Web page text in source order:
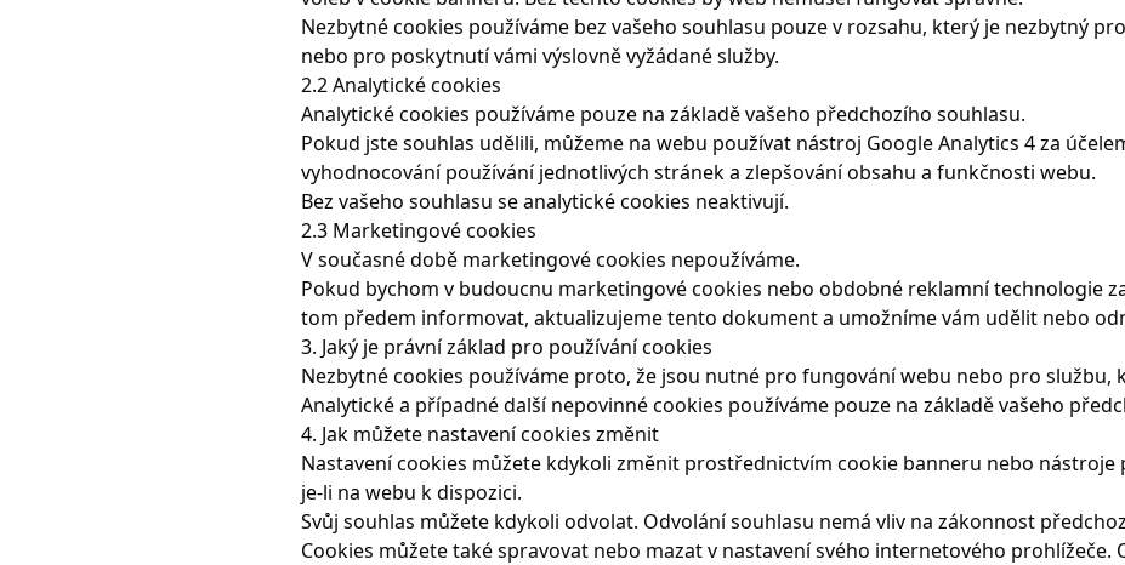
Nezbytné cookies používáme bez vašeho souhlasu pouze v rozsahu, který je nezbytný
nebo pro poskytnutí vámi výslovně vyžádané služby.
2.2 Analytické cookies
Analytické cookies používáme pouze na základě vašeho předchozího souhlasu.
Pokud jste souhlas udělili, můžeme na webu používat nástroj Google Analytics 4 za
vyhodnocování používání jednotlivých stránek a zlepšování obsahu a funkčnosti webu.
Bez vašeho souhlasu se analytické cookies neaktivují.
2.3 Marketingové cookies
V současné době marketingové cookies nepoužíváme.
Pokud bychom v budoucnu marketingové cookies nebo obdobné reklamní technologie
tom předem informovat, aktualizujeme tento dokument a umožníme vám udělit nebo
3. Jaký je právní základ pro používání cookies
Nezbytné cookies používáme proto, že jsou nutné pro fungování webu nebo pro službu,
Analytické a případné další nepovinné cookies používáme pouze na základě vašeho
4. Jak můžete nastavení cookies změnit
Nastavení cookies můžete kdykoli změnit prostřednictvím cookie banneru nebo nástroje
je-li na webu k dispozici.
Svůj souhlas můžete kdykoli odvolat. Odvolání souhlasu nemá vliv na zákonnost
Cookies můžete také spravovat nebo mazat v nastavení svého internetového prohlížeče.